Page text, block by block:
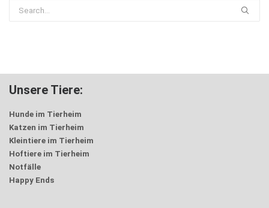
Unsere Tiere:
Hunde im Tierheim
Katzen im Tierheim
Kleintiere im Tierheim
Hoftiere im Tierheim
Notfälle
Happy Ends